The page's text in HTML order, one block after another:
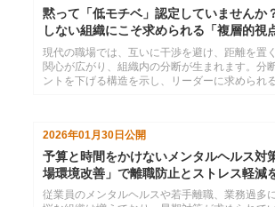
黙って「低モチベ」認定していませんか
しない組織にこそ求められる「複層的視
現代の職場では、互いに干渉を避け、距離を置
関心が広がり、組織内の分断が生まれます。分
ントを下げる構造を示し、リーダーに求められ
2026年01月30日 公開
予算と時間をかけないメンタルヘルス対
場環境改善」で離職防止とストレス軽減
従業員のメンタルヘルスや若手離職、業務過多